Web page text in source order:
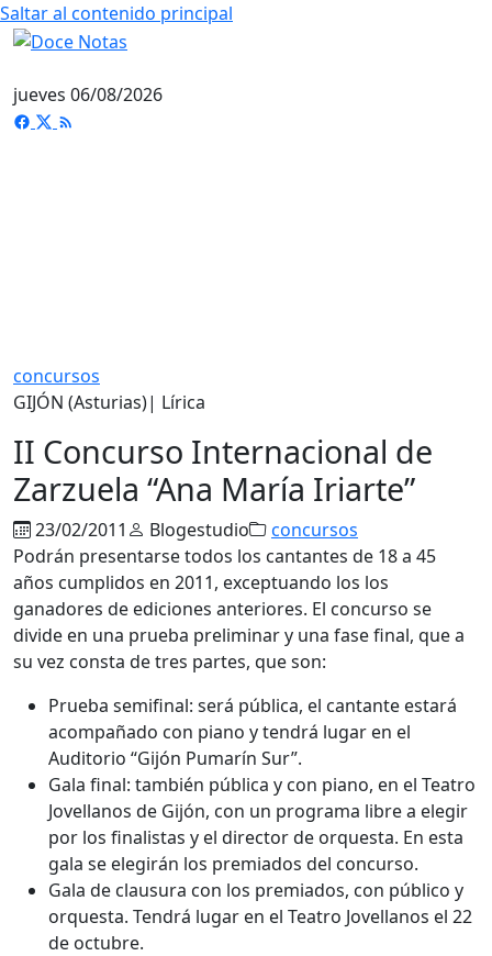
Saltar al contenido principal
jueves 06/08/2026
concursos
GIJÓN (Asturias)| Lírica
II Concurso Internacional de
Zarzuela “Ana María Iriarte”
23/02/2011 Blogestudio
concursos
Podrán presentarse todos los cantantes de 18 a 45
años cumplidos en 2011, exceptuando los los
ganadores de ediciones anteriores. El concurso se
divide en una prueba preliminar y una fase final, que a
su vez consta de tres partes, que son:
Prueba semifinal: será pública, el cantante estará
acompañado con piano y tendrá lugar en el
Auditorio “Gijón Pumarín Sur”.
Gala final: también pública y con piano, en el Teatro
Jovellanos de Gijón, con un programa libre a elegir
por los finalistas y el director de orquesta. En esta
gala se elegirán los premiados del concurso.
Gala de clausura con los premiados, con público y
orquesta. Tendrá lugar en el Teatro Jovellanos el 22
de octubre.